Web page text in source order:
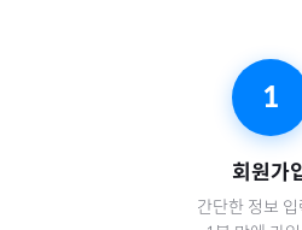
1
회원가
간단한 정보